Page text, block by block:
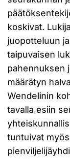
koskivat.
juopotteluun
taipuvaisen
pahennuksen
määrätyn
Wendelinin
tavalla esiin
tuntuivat